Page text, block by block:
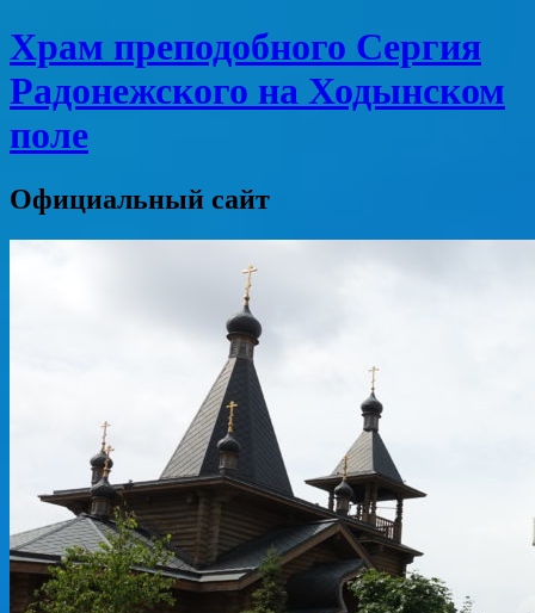
Храм преподобного Сергия
Радонежского на Ходынском
поле
Официальный сайт